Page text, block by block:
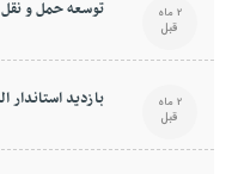
توسعه حمل و 2 ماه
قبل
بازدید استاندار 2 ماه
قبل